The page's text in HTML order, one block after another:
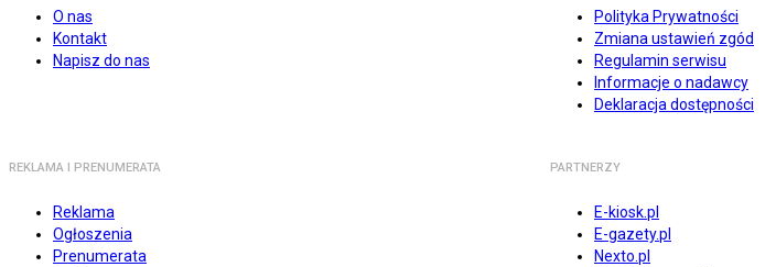
O nas
Kontakt
Napisz do nas
Polityka Prywatności
Zmiana ustawień zgód
Regulamin serwisu
Informacje o nadawcy
Deklaracja dostępności
REKLAMA I PRENUMERATA
Reklama
Ogłoszenia
Prenumerata
PARTNERZY
E-kiosk.pl
E-gazety.pl
Nexto.pl